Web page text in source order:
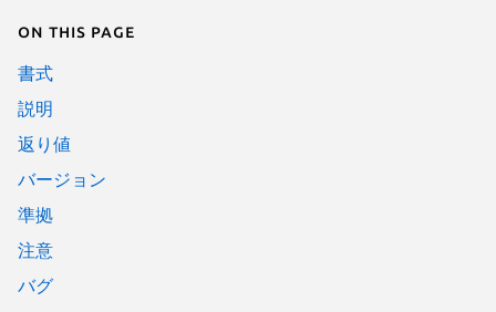
On this page
書式
説明
返り値
バージョン
準拠
注意
バグ